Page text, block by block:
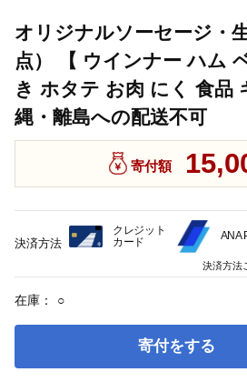
オリジナルソーセージ・
点） 【 ウインナー ハム
き ホタテ お肉 にく 食品
縄・離島への配送不可
寄付額
在庫： ○
寄付をする
決済方法
クレジット
カード
ANA
決済方法